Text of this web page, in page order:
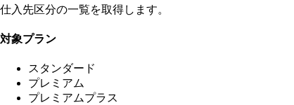
仕入先区分の一覧を取得します。
対象プラン
スタンダード
プレミアム
プレミアムプラス